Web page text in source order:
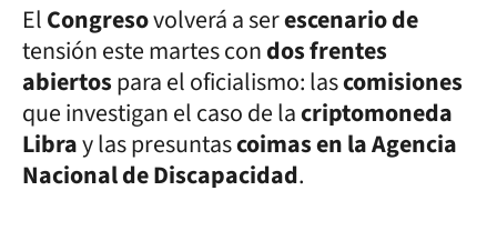
ElCongresovolverá a serescenario de
tensión este martes condos frentes
abiertospara el oficialismo: lascomisiones
que investigan el caso de lacriptomoneda
Libray las presuntascoimas en la Agencia
Nacional de Discapacidad.